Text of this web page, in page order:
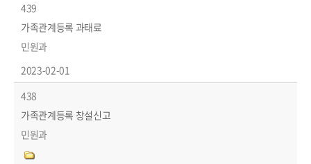
439
가족관계등록 과태료
민원과
2023-02-01
438
가족관계등록 창설신고
민원과